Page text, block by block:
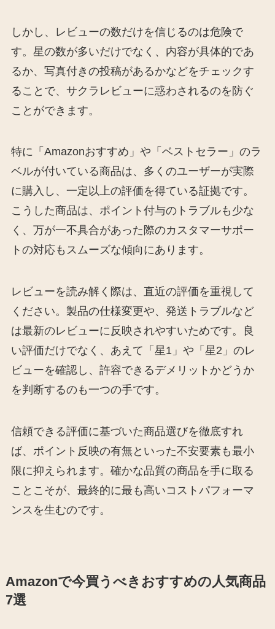
しかし、レビューの数だけを信じるのは危険で
す。星の数が多いだけでなく、内容が具体的であ
るか、写真付きの投稿があるかなどをチェックす
ることで、サクラレビューに惑わされるのを防ぐ
ことができます。
特に「Amazonおすすめ」や「ベストセラー」のラ
ベルが付いている商品は、多くのユーザーが実際
に購入し、一定以上の評価を得ている証拠です。
こうした商品は、ポイント付与のトラブルも少な
く、万が一不具合があった際のカスタマーサポー
トの対応もスムーズな傾向にあります。
レビューを読み解く際は、直近の評価を重視して
ください。製品の仕様変更や、発送トラブルなど
は最新のレビューに反映されやすいためです。良
い評価だけでなく、あえて「星1」や「星2」のレ
ビューを確認し、許容できるデメリットかどうか
を判断するのも一つの手です。
信頼できる評価に基づいた商品選びを徹底すれ
ば、ポイント反映の有無といった不安要素も最小
限に抑えられます。確かな品質の商品を手に取る
ことこそが、最終的に最も高いコストパフォーマ
ンスを生むのです。
Amazonで今買うべきおすすめの人気商品
7選